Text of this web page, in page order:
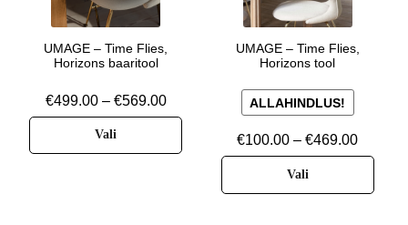
UMAGE – Time Flies,
Horizons baaritool
€499.00 – €569.00
Vali
UMAGE – Time Flies,
Horizons tool
ALLAHINDLUS!
€100.00 – €469.00
Vali